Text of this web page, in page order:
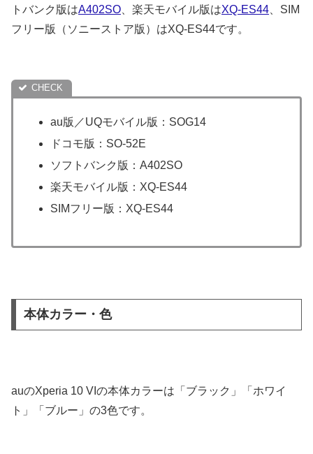
トバンク版はA402SO 、楽天モバイル版はXQ-ES44 、SIM
フリー版（ソニーストア版）はXQ-ES44です。
au版／UQモバイル版：SOG14
ドコモ版：SO-52E
ソフトバンク版：A402SO
楽天モバイル版：XQ-ES44
SIMフリー版：XQ-ES44
本体カラー・色
auのXperia 10 VIの本体カラーは「ブラック」「ホワイ
ト」「ブルー」の3色です。